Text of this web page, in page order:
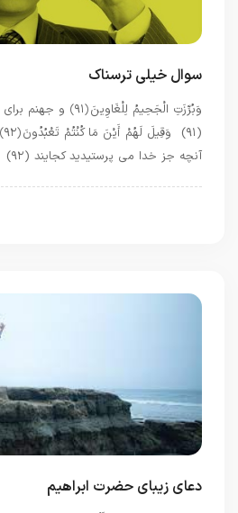
سوال خیلی ترسناک
وَبُرِّزَتِ الْجَحِيمُ لِلْغَاوِينَ
آنچه جز خدا مى ‏پرستيديد كجايند (۹۲) …
دعای زیبای حضرت ابراهیم